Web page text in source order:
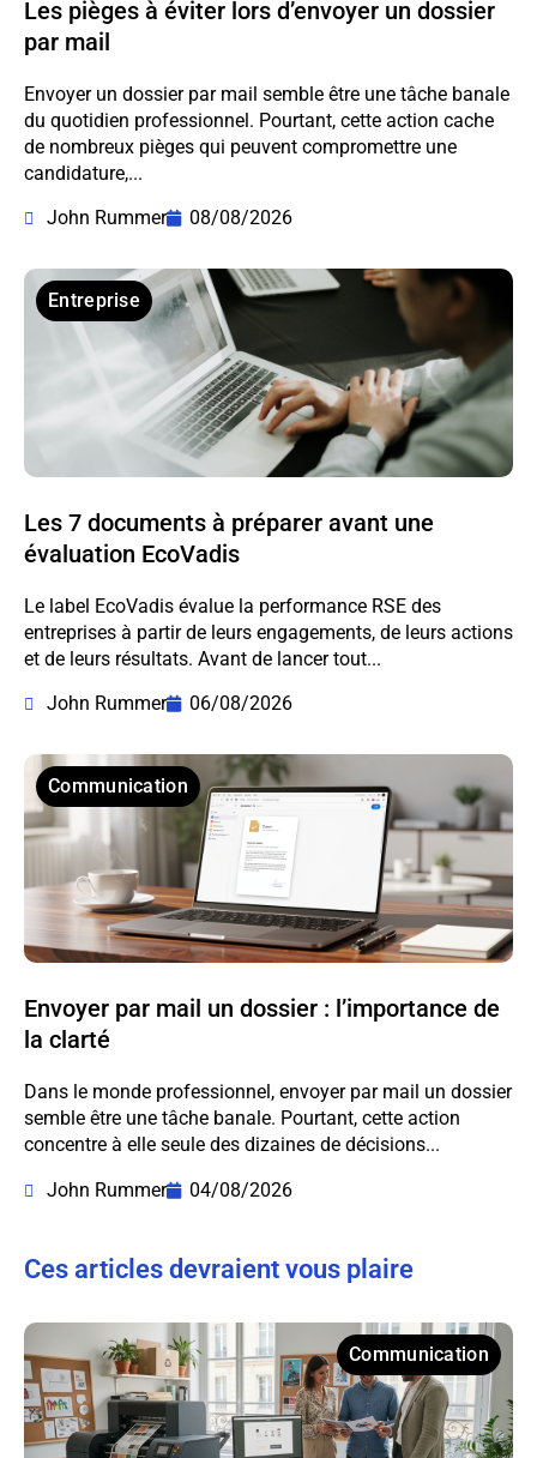
Les pièges à éviter lors d’envoyer un dossier
par mail
Envoyer un dossier par mail semble être une tâche banale
du quotidien professionnel. Pourtant, cette action cache
de nombreux pièges qui peuvent compromettre une
candidature,...
John Rummer
08/08/2026
Entreprise
Les 7 documents à préparer avant une
évaluation EcoVadis
Le label EcoVadis évalue la performance RSE des
entreprises à partir de leurs engagements, de leurs actions
et de leurs résultats. Avant de lancer tout...
John Rummer
06/08/2026
Communication
Envoyer par mail un dossier : l’importance de
la clarté
Dans le monde professionnel, envoyer par mail un dossier
semble être une tâche banale. Pourtant, cette action
concentre à elle seule des dizaines de décisions...
John Rummer
04/08/2026
Ces articles devraient vous plaire
Communication